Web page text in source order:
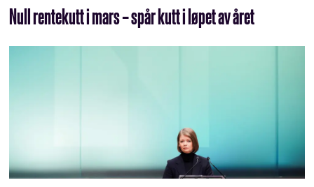
Null rentekutt i mars – spår kutt i løpet av året